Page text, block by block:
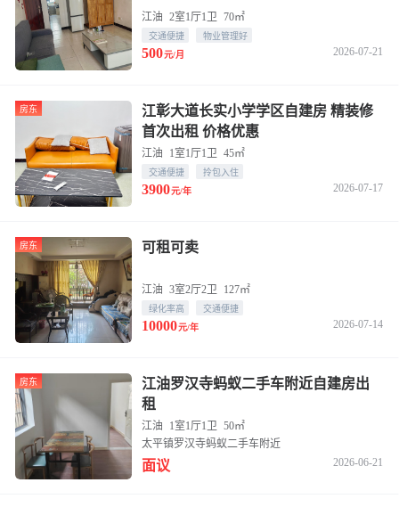
江油 2室1厅1卫 70㎡
交通便捷 物业管理好
500元/月 2026-07-21
房东
江彰大道长实小学学区自建房 精装修
首次出租 价格优惠
江油 1室1厅1卫 45㎡
交通便捷 拎包入住
3900元/年 2026-07-17
房东 可租可卖
江油 3室2厅2卫 127㎡
绿化率高 交通便捷
10000元/年 2026-07-14
房东
江油罗汉寺蚂蚁二手车附近自建房出
租
江油 1室1厅1卫 50㎡
太平镇罗汉寺蚂蚁二手车附近
面议 2026-06-21